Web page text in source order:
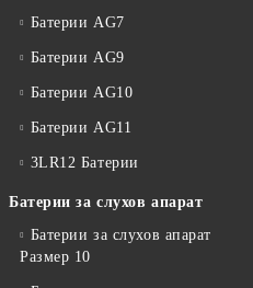
Батерии AG7
Батерии AG9
Батерии AG10
Батерии AG11
3LR12 Батерии
Батерии за слухов апарат
Батерии за слухов апарат
Размер 10